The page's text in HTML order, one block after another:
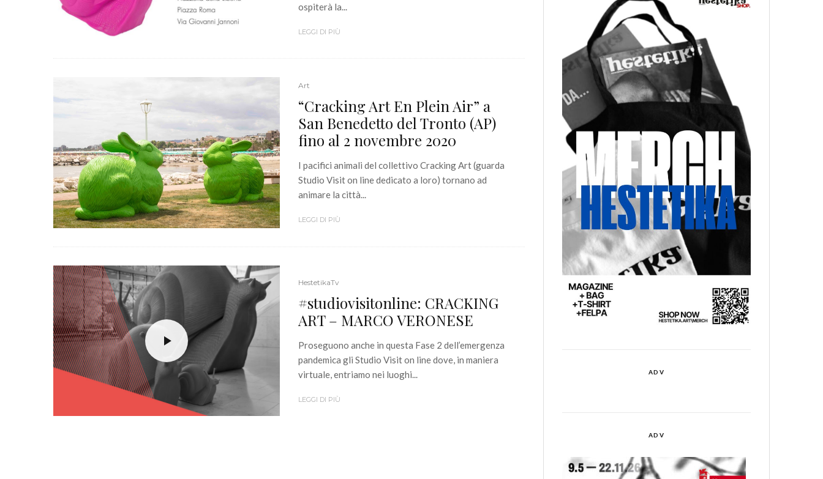
ospiterà la...
LEGGI DI PIÙ
Art
“Cracking Art En Plein Air” a
San Benedetto del Tronto (AP)
fino al 2 novembre 2020
I pacifici animali del collettivo Cracking Art (guarda
Studio Visit on line dedicato a loro) tornano ad
animare la città...
LEGGI DI PIÙ
HestetikaTv
#studiovisitonline: CRACKING
ART – MARCO VERONESE
Proseguono anche in questa Fase 2 dell’emergenza
pandemica gli Studio Visit on line dove, in maniera
virtuale, entriamo nei luoghi...
LEGGI DI PIÙ
ADV
ADV